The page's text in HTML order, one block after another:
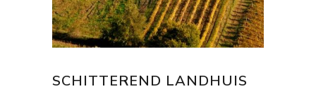
SCHITTEREND LANDHUIS